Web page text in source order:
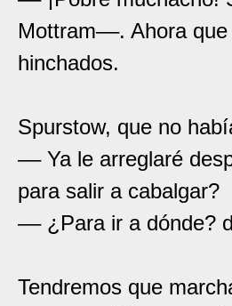
Mottram––. Ahora
hinchados.
Spurstow, que no
–– Ya le arreglaré
para salir a cabalgar?
–– ¿Para ir a dónde?
Tendremos que